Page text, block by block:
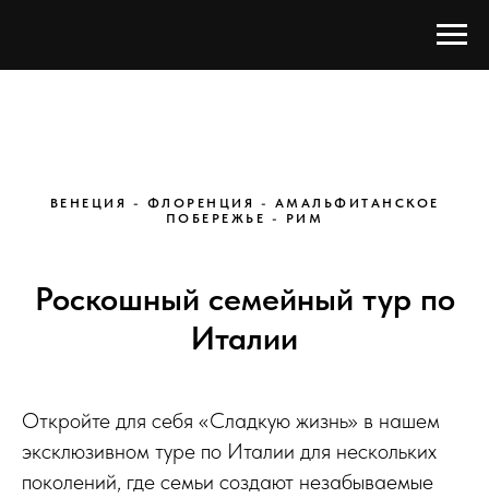
ВЕНЕЦИЯ - ФЛОРЕНЦИЯ - АМАЛЬФИТАНСКОЕ
ПОБЕРЕЖЬЕ - РИМ
Роскошный семейный тур по
Италии
Откройте для себя «Сладкую жизнь» в нашем
эксклюзивном туре по Италии для нескольких
поколений, где семьи создают незабываемые